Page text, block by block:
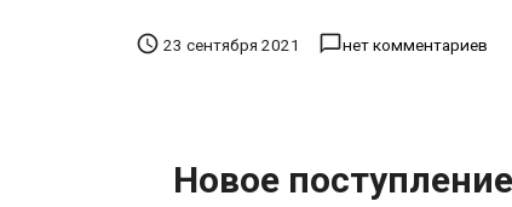
 23 сентября 2021 нет комментариев
Новое